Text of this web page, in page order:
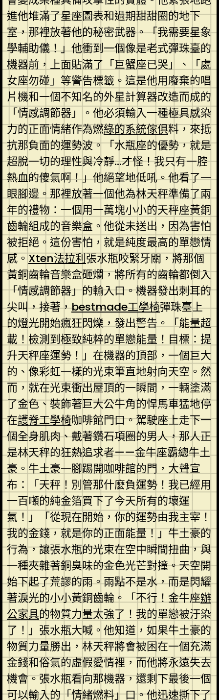
進他堆滿了星座圖表和過期甜甜圈的地下
室，那裡放著他的秘密武器。「我需要星象
學輔助儀！」他衝到一個像是老式彈珠臺的
機器前，上面貼滿了「巨蟹座已哭」、「處
女座勿碰」等警告標籤。這是他用廢棄的唱
片機和一個不知名的外星計算器改造而成的
「情感調節器」。他必須輸入一種極具感染
力的正面情緒作為燃綠的系統傢俱料，來抵
抗那負面的運勢波。「水瓶座的優勢，就是
超脫一切的理性與冷靜…才怪！我只有一腔
熱血的傻氣啊！」他絕望地低吼。他看了一
眼腳邊。那裡放著一個他為林天秤準備了兩
年的禮物：一個用一萬塊小小的天秤座黃銅
齒輪組成的音樂盒。他從未送出，因為害怕
被拒絕。這份害怕，就是純度最高的單戀情
感。Xten法拉利張水瓶咬緊牙關，將那個
黃銅齒輪音樂盒砸爛，將所有的齒輪都倒入
「情感調節器」的輸入口。機器發出刺耳的
尖叫，接著，bestmade工學椅彈珠臺上
的燈光開始瘋狂閃爍，發出警告。「能量超
載！檢測到極致純粹的單戀能量！目標：提
升天秤座運勢！」在機器的頂部，一個巨大
的、像彩虹一樣的光束筆直地射向天空。然
而，就在光束衝出屋頂的一瞬間，一輛塗滿
了金色、裝飾著巨大公牛角的悍馬車猛地停
在護脊工學椅咖啡館門口。駕駛座上走下一
個全身肌肉、戴著鑽石項圈的男人，那人正
是林天秤的狂熱追求者——金牛座霸總牛土
豪。牛土豪一腳踢開咖啡館的門，大聲宣
布：「天秤！別管那什麼負運勢！我已經用
一百噸的純金箔買下了今天所有的壞運
氣！」「從現在開始，你的運勢由我主宰！
我的金錢，就是你的正面能量！」牛土豪的
行為，讓張水瓶的光束在空中瞬間扭曲，與
一種夾雜著銅臭味的金色光芒對撞。天空開
始下起了荒謬的雨。雨點不是水，而是閃耀
著淚光的小小黃銅齒輪。「不行！金牛座辦
公家具的物質力量太強了！我的單戀被汙染
了！」張水瓶大喊。他知道，如果牛土豪的
物質力量勝出，林天秤將會被困在一個充滿
金錢和俗氣的虛假愛情裡，而他將永遠失去
機會。張水瓶看向那機器，還剩下最後一個
可以輸入的「情緒燃料」口。他迅速撕下了